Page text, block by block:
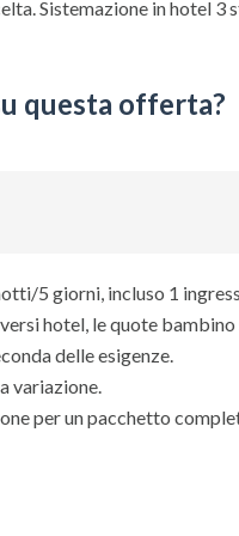
Room)
tra queste escursioni:
al 124° piano (no
il sabato, lunedì e
di proprio gradimento.
Sistemazione in hotel 3
questa offerta?
5 giorni, incluso 1
hotel, le quote
delle esigenze.
variazione.
per un pacchetto